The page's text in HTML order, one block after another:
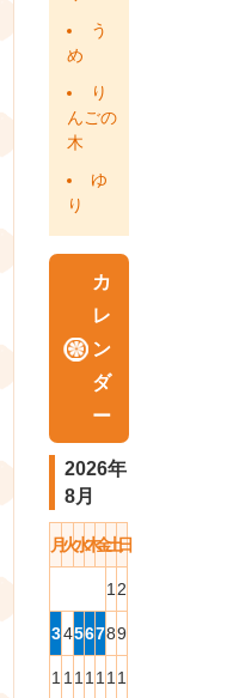
う
め
り
んごの
木
ゆ
り
カ
レ
ン
ダ
ー
2026年
8月
月火水木金土日
1 2
3456789
1 1 1 1 1 1 1